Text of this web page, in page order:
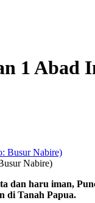
1
Nabire)
dan haru iman,
di Tanah Papua.